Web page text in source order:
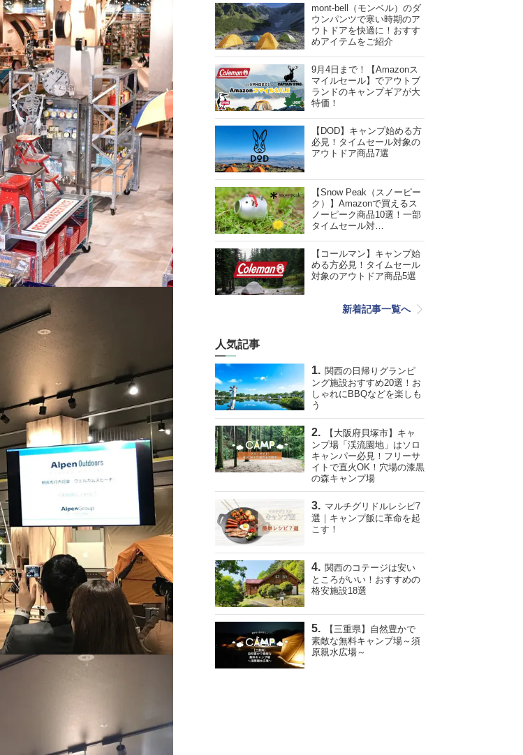
mont-bell（モンベル）のダ
ウンパンツで寒い時期のア
ウトドアを快適に！おすす
めアイテムをご紹介
9月4日まで！【Amazonス
マイルセール】でアウトブ
ランドのキャンプギアが大
特価！
【DOD】キャンプ始める方
必見！タイムセール対象の
アウトドア商品7選
【Snow Peak（スノーピー
ク）】Amazonで買えるス
ノーピーク商品10選！一部
タイムセール対…
【コールマン】キャンプ始
める方必見！タイムセール
対象のアウトドア商品5選
新着記事一覧へ
人気記事
関西の日帰りグランピ
ング施設おすすめ20選！お
しゃれにBBQなどを楽しも
う
【大阪府貝塚市】キャ
ンプ場「渓流園地」はソロ
キャンパー必見！フリーサ
イトで直火OK！穴場の漆黒
の森キャンプ場
マルチグリドルレシピ7
選｜キャンプ飯に革命を起
こす！
関西のコテージは安い
ところがいい！おすすめの
格安施設18選
【三重県】自然豊かで
素敵な無料キャンプ場～須
原親水広場～